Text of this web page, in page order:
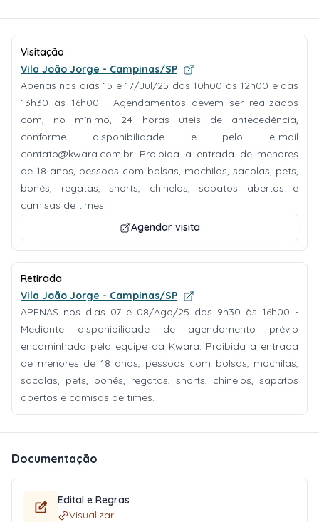
Visitação
Vila João Jorge - Campinas/SP
Apenas nos dias 15 e 17/Jul/25 das 10h00 às 12h00 e das
13h30 às 16h00 - Agendamentos devem ser realizados
com, no mínimo, 24 horas úteis de antecedência,
conforme disponibilidade e pelo e-mail
contato@kwara.com.br. Proibida a entrada de menores
de 18 anos, pessoas com bolsas, mochilas, sacolas, pets,
bonés, regatas, shorts, chinelos, sapatos abertos e
camisas de times.
Agendar visita
Retirada
Vila João Jorge - Campinas/SP
APENAS nos dias 07 e 08/Ago/25 das 9h30 às 16h00 -
Mediante disponibilidade de agendamento prévio
encaminhado pela equipe da Kwara. Proibida a entrada
de menores de 18 anos, pessoas com bolsas, mochilas,
sacolas, pets, bonés, regatas, shorts, chinelos, sapatos
abertos e camisas de times.
Documentação
Edital e Regras
Visualizar